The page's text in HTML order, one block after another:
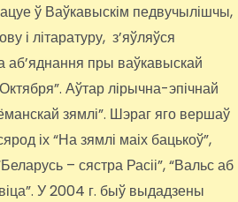
ў Ваўкавыскім педвучылішчы,
і літаратуру, з’яўляўся
аб’яднання пры ваўкавыскай
Аўтар лірычна-эпічнай
зямлі”. Шэраг яго вершаў
іх “На зямлі маіх бацькоў”,
– сястра Расіі”, “Вальс аб
У 2004 г. быў выдадзены